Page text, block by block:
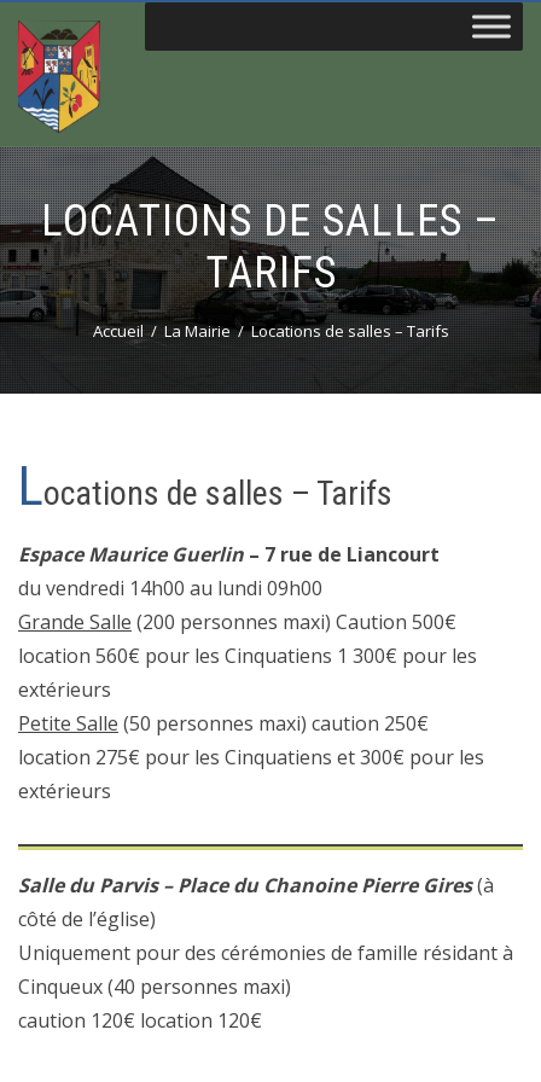
LOCATIONS DE SALLES –
TARIFS
Accueil La Mairie Locations de salles – Tarifs
Locations de salles – Tarifs
Espace Maurice Guerlin – 7 rue de Liancourt
du vendredi 14h00 au lundi 09h00
Grande Salle (200 personnes maxi) Caution 500€
location 560€ pour les Cinquatiens 1 300€ pour les
extérieurs
Petite Salle (50 personnes maxi) caution 250€
location 275€ pour les Cinquatiens et 300€ pour les
extérieurs
Salle du Parvis – Place du Chanoine Pierre Gires(à
côté de l’église)
Uniquement pour des cérémonies de famille résidant à
Cinqueux (40 personnes maxi)
caution 120€ location 120€